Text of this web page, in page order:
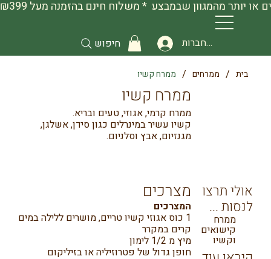
להתחברות חיפוש
בית / ממרחים / ממרח קשיו
ממרח קשיו
ממרח קרמי, אגוזי, טעים ובריא.
קשיו עשיר במינרלים כגון סידן, אשלגן,
מגנזיום, אבץ וסלניום.
אולי תרצו
לנסות ...
ממרח
קישואים
וקשיו
מצרכים
המצרכים
1 כוס אגוזי קשיו טריים, מושרים ללילה במים
קרים במקרר
מיץ מ 1/2 לימון
חופן גדול של פטרוזיליה או בזיליקום